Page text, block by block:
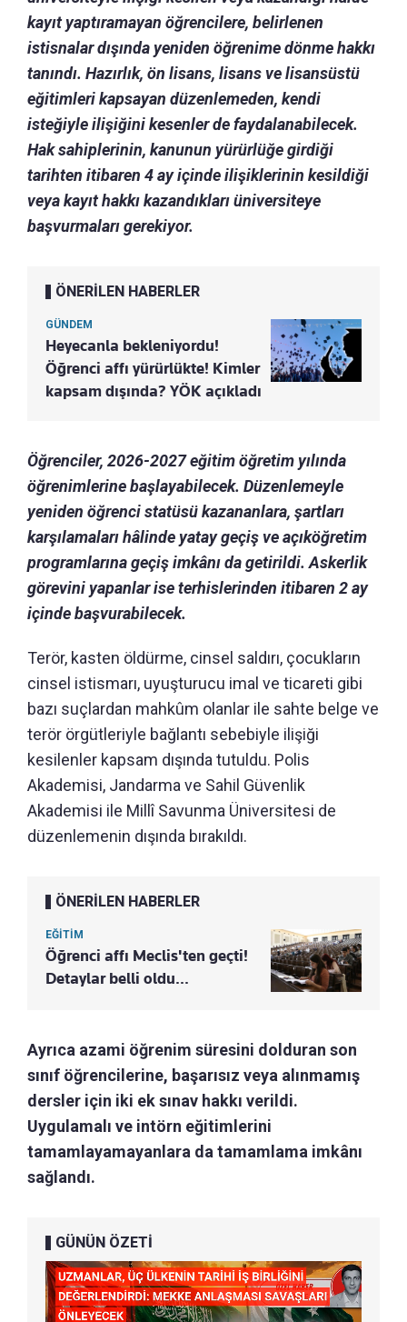
kayıt yaptıramayan öğrencilere, belirlenen
istisnalar dışında yeniden öğrenime dönme hakkı
tanındı. Hazırlık, ön lisans, lisans ve lisansüstü
eğitimleri kapsayan düzenlemeden, kendi
isteğiyle ilişiğini kesenler de faydalanabilecek.
Hak sahiplerinin, kanunun yürürlüğe girdiği
tarihten itibaren 4 ay içinde ilişiklerinin kesildiği
veya kayıt hakkı kazandıkları üniversiteye
başvurmaları gerekiyor.
ÖNERİLEN HABERLER
GÜNDEM
Heyecanla bekleniyordu!
Öğrenci affı yürürlükte! Kimler
kapsam dışında? YÖK açıkladı
Öğrenciler, 2026-2027 eğitim öğretim yılında
öğrenimlerine başlayabilecek. Düzenlemeyle
yeniden öğrenci statüsü kazananlara, şartları
karşılamaları hâlinde yatay geçiş ve açıköğretim
programlarına geçiş imkânı da getirildi. Askerlik
görevini yapanlar ise terhislerinden itibaren 2 ay
içinde başvurabilecek.
Terör, kasten öldürme, cinsel saldırı, çocukların
cinsel istismarı, uyuşturucu imal ve ticareti gibi
bazı suçlardan mahkûm olanlar ile sahte belge ve
terör örgütleriyle bağlantı sebebiyle ilişiği
kesilenler kapsam dışında tutuldu. Polis
Akademisi, Jandarma ve Sahil Güvenlik
Akademisi ile Millî Savunma Üniversitesi de
düzenlemenin dışında bırakıldı.
ÖNERİLEN HABERLER
EĞİTİM
Öğrenci affı Meclis'ten geçti!
Detaylar belli oldu...
Ayrıca azami öğrenim süresini dolduran son
sınıf öğrencilerine, başarısız veya alınmamış
dersler için iki ek sınav hakkı verildi.
Uygulamalı ve intörn eğitimlerini
tamamlayamayanlara da tamamlama imkânı
sağlandı.
GÜNÜN ÖZETİ